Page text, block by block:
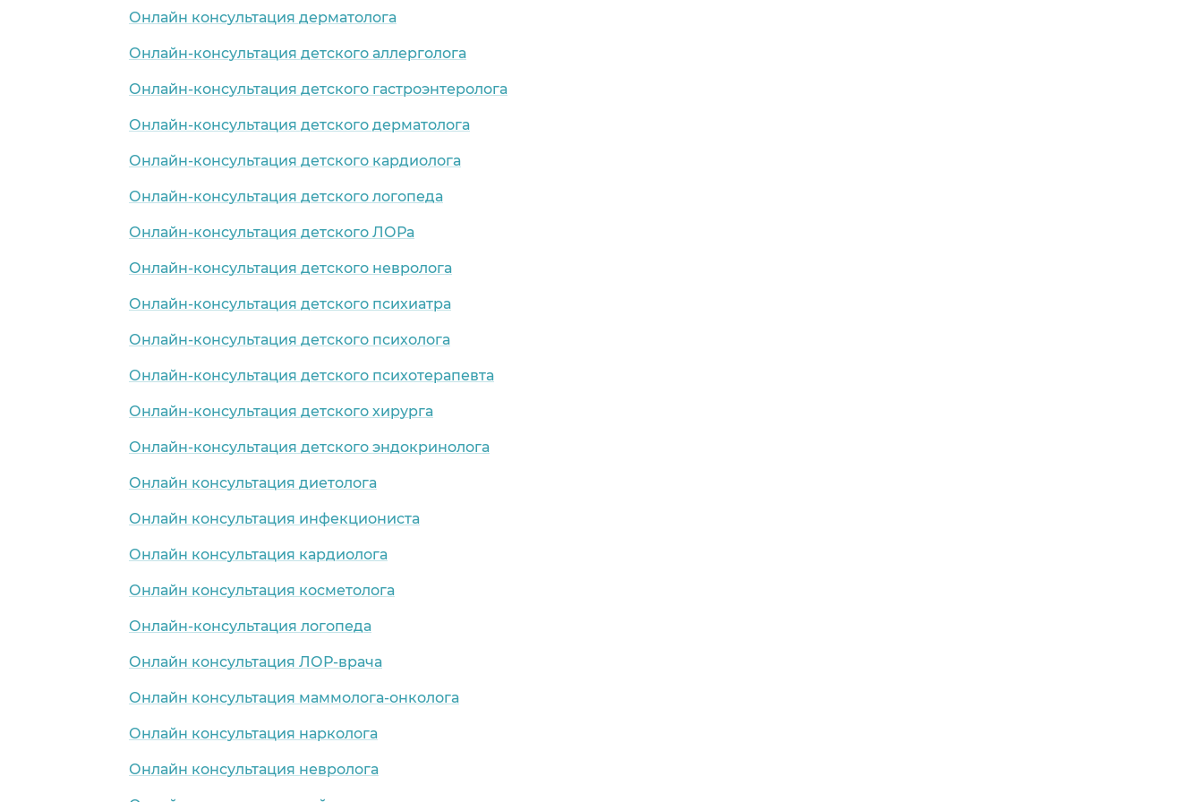
Онлайн консультация дерматолога
Онлайн-консультация детского аллерголога
Онлайн-консультация детского гастроэнтеролога
Онлайн-консультация детского дерматолога
Онлайн-консультация детского кардиолога
Онлайн-консультация детского логопеда
Онлайн-консультация детского ЛОРа
Онлайн-консультация детского невролога
Онлайн-консультация детского психиатра
Онлайн-консультация детского психолога
Онлайн-консультация детского психотерапевта
Онлайн-консультация детского хирурга
Онлайн-консультация детского эндокринолога
Онлайн консультация диетолога
Онлайн консультация инфекциониста
Онлайн консультация кардиолога
Онлайн консультация косметолога
Онлайн-консультация логопеда
Онлайн консультация ЛОР-врача
Онлайн консультация маммолога-онколога
Онлайн консультация нарколога
Онлайн консультация невролога